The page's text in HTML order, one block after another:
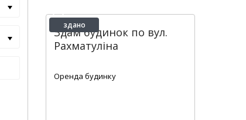
здано
Здам будинок по вул.
Рахматуліна
Оренда будинку